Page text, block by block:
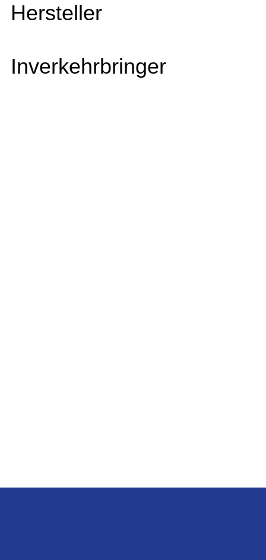
Hersteller
Inverkehrbringer